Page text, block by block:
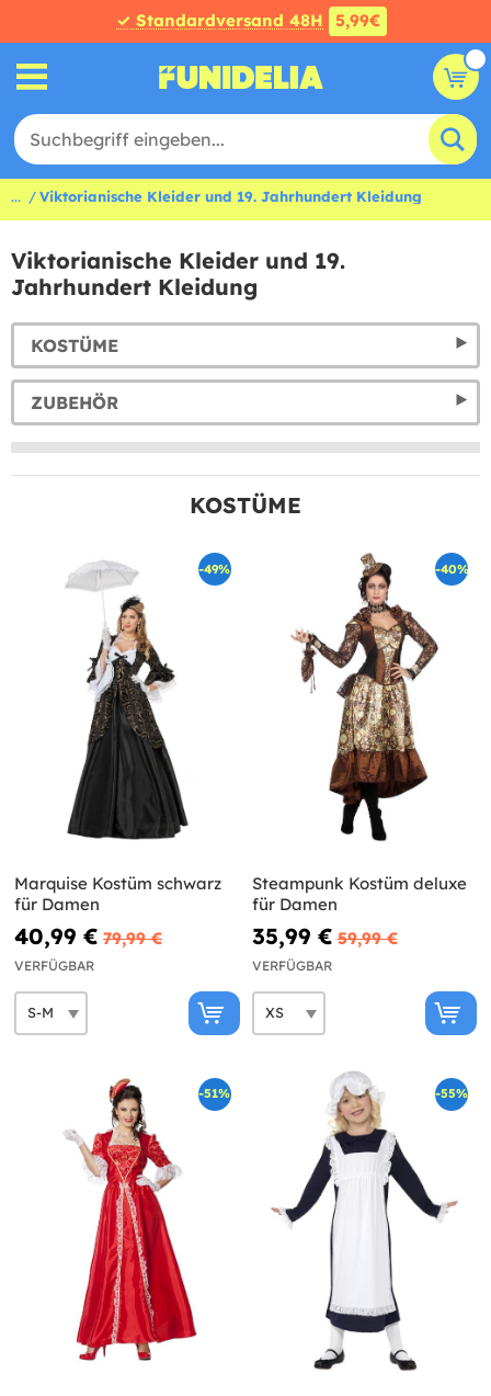
✓ Standardversand 48H 5,99€
... Viktorianische Kleider und 19. Jahrhundert Kleidung
Viktorianische Kleider und 19.
Jahrhundert Kleidung
KOSTÜME
ZUBEHÖR
KOSTÜME
-49%
Marquise Kostüm schwarz
für Damen
40,99 € 79,99 €
VERFÜGBAR
-40%
Steampunk Kostüm deluxe
für Damen
35,99 € 59,99 €
VERFÜGBAR
-51% -55%